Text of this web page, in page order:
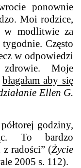
ponownie
Moi rodzice,
w modlitwie za
Często
w odpowiedzi
zdrowie. Moje
błagałam aby się
Ellen G.
godziny,
To bardzo
z radości” (Życie
2005 s. 112).